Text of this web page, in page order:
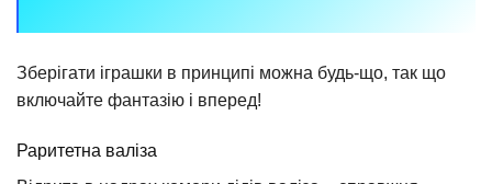
Зберігати іграшки в принципі можна будь-що, так що
включайте фантазію і вперед!
Раритетна валіза